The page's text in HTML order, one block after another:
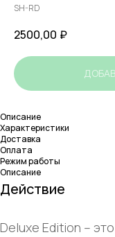
SH-RD
2500,00 ₽
Описание
Характеристики
Доставка
Оплата
Режим работы
Описание
Действие
Deluxe Edition –